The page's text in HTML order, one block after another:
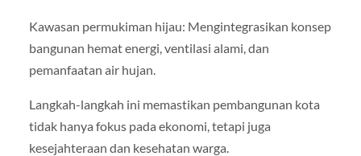
Kawasan permukiman hijau: Mengintegrasikan konsep
bangunan hemat energi, ventilasi alami, dan
pemanfaatan air hujan.
Langkah-langkah ini memastikan pembangunan kota
tidak hanya fokus pada ekonomi, tetapi juga
kesejahteraan dan kesehatan warga.